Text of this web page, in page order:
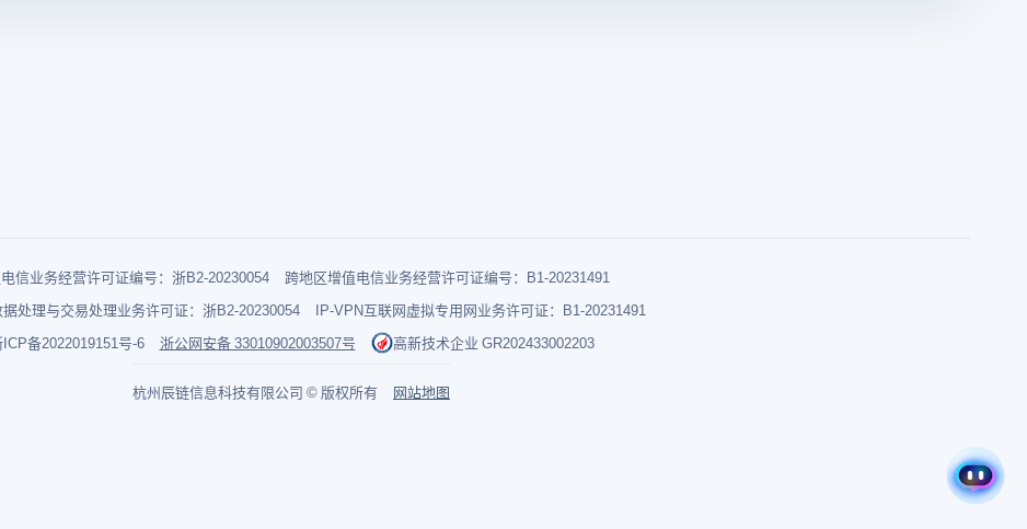
信业务经营许可证编号：浙B2-20230054
跨地区增值电信业务经营许可证编号：B1-20231491
处理与交易处理业务许可证：浙B2-20230054
IP-VPN互联网虚拟专用网业务许可证：B1-20231491
备2022019151号-6
浙公网安备 33010902003507号 高新技术企业 GR202433002203
杭州辰链信息科技有限公司 © 版权所有 网站地图